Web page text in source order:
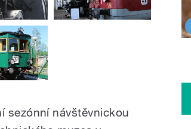
sezónní návštěvnickou